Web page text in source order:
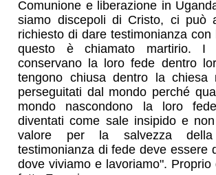
Comunione e liberazione in
siamo discepoli di Cristo, ci può
richiesto di dare testimonianza con
questo è chiamato martirio. I
conservano la loro fede dentro
tengono chiusa dentro la chiesa
perseguitati dal mondo perché
mondo nascondono la loro
diventati come sale insipido e
valore per la salvezza
testimonianza di fede deve essere
dove viviamo e lavoriamo". Proprio